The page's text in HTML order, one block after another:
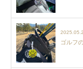
ゴルフ